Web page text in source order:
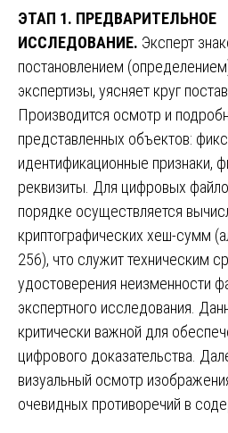
ЭТАП 1. ПРЕДВАРИТЕЛЬНОЕ
ИССЛЕДОВАНИЕ. Эксперт
постановлением
экспертизы, уясняет круг
Производится осмотр и
представленных объектов:
идентификационные признаки,
реквизиты. Для цифровых
порядке осуществляется
криптографических хеш-сумм
256), что служит техническим
удостоверения неизменности
экспертного исследования.
критически важной для
цифрового доказательства.
визуальный осмотр
очевидных противоречий в